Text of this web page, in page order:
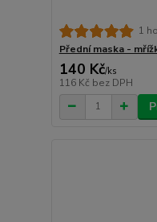
1
Přední maska -
140 Kč/ks
116 Kč bez DPH